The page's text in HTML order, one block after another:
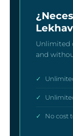
Unlimited
and
✓
✓
✓ No cost